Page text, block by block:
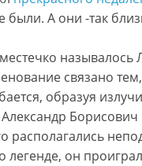
были. А они -так
называлось
связано
образуя
располагались
он